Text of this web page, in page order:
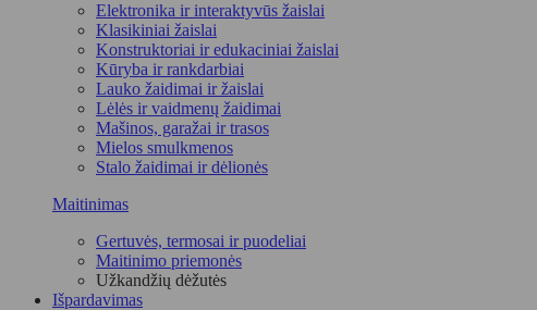
Elektronika ir interaktyvūs žaislai
Klasikiniai žaislai
Konstruktoriai ir edukaciniai žaislai
Kūryba ir rankdarbiai
Lauko žaidimai ir žaislai
Lėlės ir vaidmenų žaidimai
Mašinos, garažai ir trasos
Mielos smulkmenos
Stalo žaidimai ir dėlionės
Maitinimas
Gertuvės, termosai ir puodeliai
Maitinimo priemonės
Užkandžių dėžutės
Išpardavimas